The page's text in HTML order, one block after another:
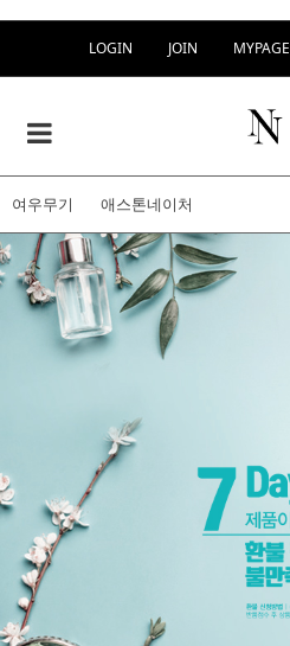
LOGIN JOIN MYPAGE
여우무기 애스톤네이처